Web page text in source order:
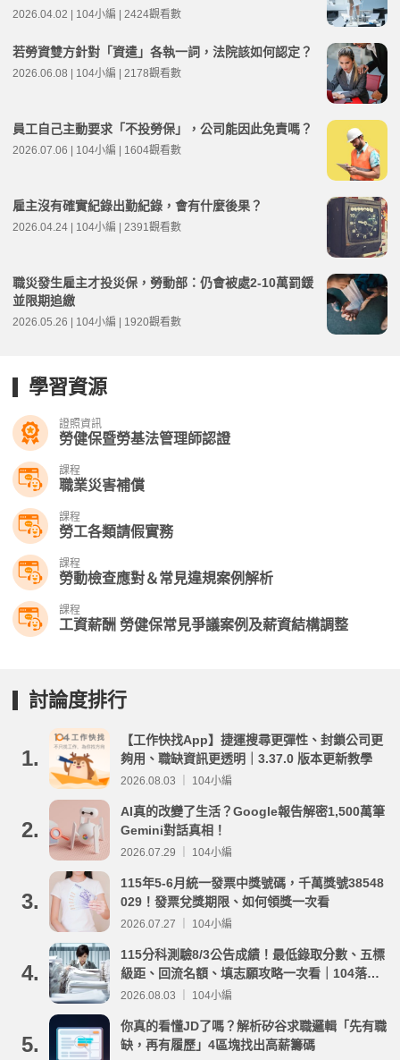
2026.04.02 | 104小編 | 2424觀看數
若勞資雙方針對「資遣」各執一詞，法院該如何認定？
2026.06.08 | 104小編 | 2178觀看數
員工自己主動要求「不投勞保」，公司能因此免責嗎？
2026.07.06 | 104小編 | 1604觀看數
雇主沒有確實紀錄出勤紀錄，會有什麼後果？
2026.04.24 | 104小編 | 2391觀看數
職災發生雇主才投災保，勞動部：仍會被處2-10萬罰鍰
並限期追繳
2026.05.26 | 104小編 | 1920觀看數
學習資源
證照資訊
勞健保暨勞基法管理師認證
課程
職業災害補償
課程
勞工各類請假實務
課程
勞動檢查應對＆常見違規案例解析
課程
工資薪酬 勞健保常見爭議案例及薪資結構調整
討論度排行
1.
【工作快找App】捷運搜尋更彈性、封鎖公司更
夠用、職缺資訊更透明｜3.37.0 版本更新教學
2026.08.03 ｜ 104小編
2.
AI真的改變了生活？Google報告解密1,500萬筆
Gemini對話真相！
2026.07.29 ｜ 104小編
3.
115年5-6月統一發票中獎號碼，千萬獎號38548
029！發票兌獎期限、如何領獎一次看
2026.07.27 ｜ 104小編
4.
115分科測驗8/3公告成績！最低錄取分數、五標
級距、回流名額、填志願攻略一次看｜104落點
分析
2026.08.03 ｜ 104小編
5.
你真的看懂JD了嗎？解析矽谷求職邏輯「先有職
缺，再有履歷」4區塊找出高薪籌碼